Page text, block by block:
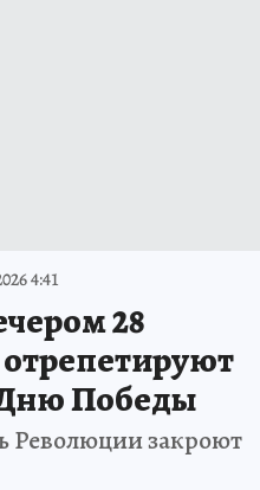
4:41
28
Победы
Революции закроют